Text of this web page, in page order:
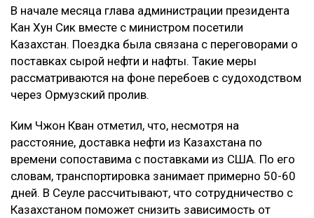
В начале месяца глава администрации президента
Кан Хун Сик вместе с министром посетили
Казахстан. Поездка была связана с переговорами о
поставках сырой нефти и нафты. Такие меры
рассматриваются на фоне перебоев с судоходством
через Ормузский пролив.
Ким Чжон Кван отметил, что, несмотря на
расстояние, доставка нефти из Казахстана по
времени сопоставима с поставками из США. По его
словам, транспортировка занимает примерно 50-60
дней. В Сеуле рассчитывают, что сотрудничество с
Казахстаном поможет снизить зависимость от